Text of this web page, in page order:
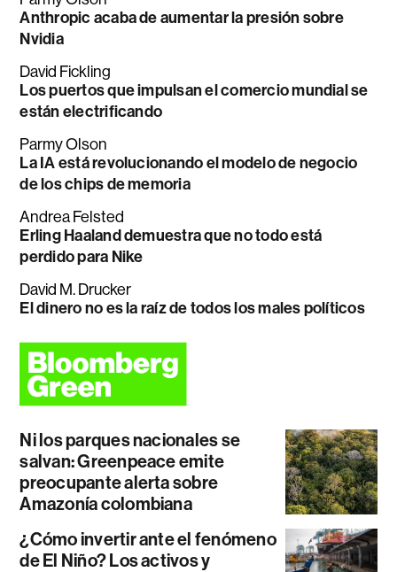
Anthropic acaba de aumentar la presión sobre
Nvidia
David Fickling
Los puertos que impulsan el comercio mundial se
están electrificando
Parmy Olson
La IA está revolucionando el modelo de negocio
de los chips de memoria
Andrea Felsted
Erling Haaland demuestra que no todo está
perdido para Nike
David M. Drucker
El dinero no es la raíz de todos los males políticos
Ni los parques nacionales se
salvan: Greenpeace emite
preocupante alerta sobre
Amazonía colombiana
¿Cómo invertir ante el fenómeno
de El Niño? Los activos y